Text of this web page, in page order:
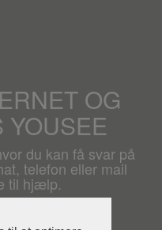
OG
YOUSEE
du kan få svar på
telefon eller mail
til hjælp.